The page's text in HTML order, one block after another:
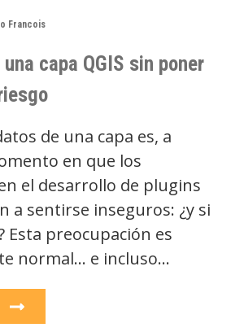
Francois
una capa QGIS sin poner
de una capa es, a
en que los
el desarrollo de plugins
a sentirse inseguros: ¿y si
Esta preocupación es
normal… e incluso…